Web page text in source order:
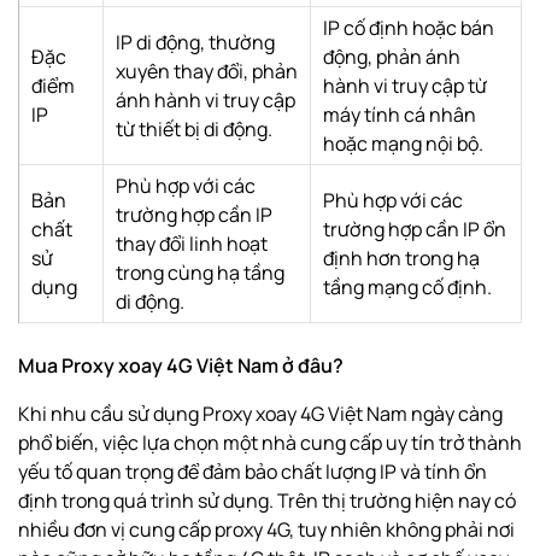
Đặc
điểm
IP
IP di động, thường
xuyên thay đổi, phản
ánh hành vi truy cập
từ thiết bị di động.
IP cố định hoặc bán
động, phản ánh
hành vi truy cập từ
máy tính cá nhân
hoặc mạng nội bộ.
Bản
chất
sử
dụng
Phù hợp với các
trường hợp cần IP
thay đổi linh hoạt
trong cùng hạ tầng
di động.
Phù hợp với các
trường hợp cần IP ổn
định hơn trong hạ
tầng mạng cố định.
Mua Proxy xoay 4G Việt Nam ở đâu?
Khi nhu cầu sử dụng Proxy xoay 4G Việt Nam ngày càng
phổ biến, việc lựa chọn một nhà cung cấp uy tín trở thành
yếu tố quan trọng để đảm bảo chất lượng IP và tính ổn
định trong quá trình sử dụng. Trên thị trường hiện nay có
nhiều đơn vị cung cấp proxy 4G, tuy nhiên không phải nơi